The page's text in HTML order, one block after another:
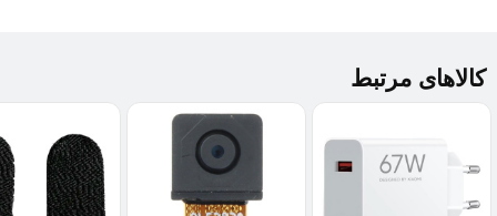
کالاهای مرتبط